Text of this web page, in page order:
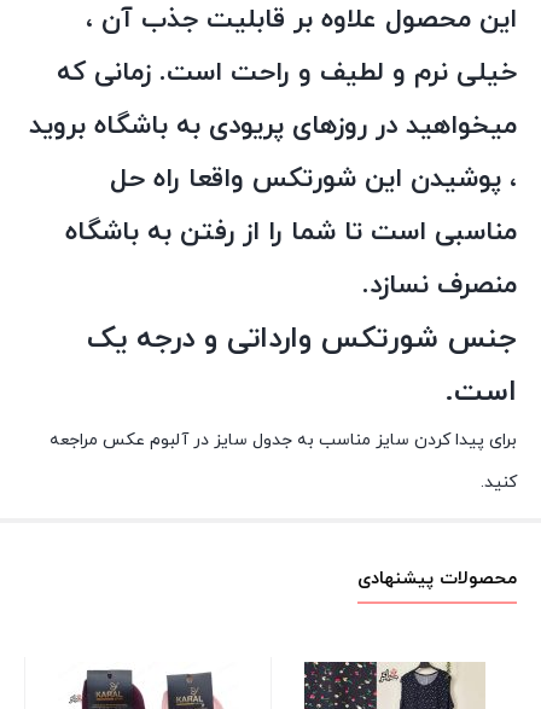
این محصول علاوه بر قابلیت جذب آن ،
خیلی نرم و لطیف و راحت است. زمانی که
میخواهید در روزهای پریودی به باشگاه بروید
، پوشیدن این شورتکس واقعا راه حل
مناسبی است تا شما را از رفتن به باشگاه
منصرف نسازد.
جنس شورتکس وارداتی و درجه یک
است.
برای پیدا کردن سایز مناسب به جدول سایز در آلبوم عکس مراجعه
کنید.
محصولات پیشنهادی